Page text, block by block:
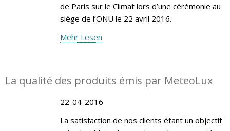
de Paris sur le Climat lors d’une cérémonie au
siège de l’ONU le 22 avril 2016.
Mehr Lesen
La qualité des produits émis par MeteoLux
22-04-2016
La satisfaction de nos clients étant un objectif